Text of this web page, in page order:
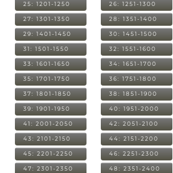
25: 1201-1250 26: 1251-1300
27: 1301-1350 28: 1351-1400
29: 1401-1450 30: 1451-1500
31: 1501-1550 32: 1551-1600
33: 1601-1650 34: 1651-1700
35: 1701-1750 36: 1751-1800
37: 1801-1850 38: 1851-1900
39: 1901-1950 40: 1951-2000
41: 2001-2050 42: 2051-2100
43: 2101-2150 44: 2151-2200
45: 2201-2250 46: 2251-2300
47: 2301-2350 48: 2351-2400